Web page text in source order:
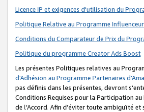
Licence IP et exigences d'utilisation du
Politique Relative au Programme
Conditions du Comparateur de Prix du
Politique du programme Creator Ads Boost
Les présentes Politiques relatives au
d’Adhésion au Programme Partenaires
pas définis dans les présentes, devront
Conditions Requises pour la Participation
de l'Accord. Afin d’éviter toute ambiguïté et